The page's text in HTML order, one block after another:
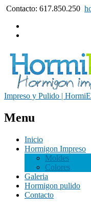
Contacto: 617.850.250
Impreso y Pulido |
Menu
Inicio
Hormigon Impreso
Moldes
Colores
Galeria
Hormigon pulido
Contacto